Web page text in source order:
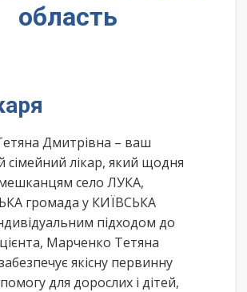
область
Дмитрівна – ваш
сімейний лікар, який щодня
село ЛУКА,
громада у КИЇВСЬКА
підходом до
Марченко Тетяна
якісну первинну
для дорослих і дітей,